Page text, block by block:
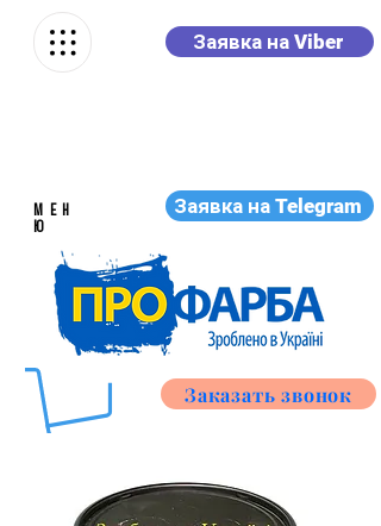
Заявка на Viber
Заявка на Telegram
МЕН
Ю
Заказать звонок